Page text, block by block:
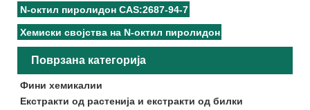
N-октил пиролидон CAS:2687-94-7
Хемиски својства на N-октил пиролидон
Поврзана категорија
Фини хемикалии
Екстракти од растенија и екстракти од билки